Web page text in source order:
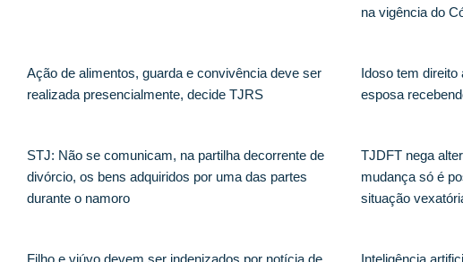
na vigência do
Ação de alimentos, guarda e convivência deve ser
realizada presencialmente, decide TJRS
Idoso tem
esposa
STJ: Não se comunicam, na partilha decorrente de
divórcio, os bens adquiridos por uma das partes
durante o namoro
TJDFT nega
mudança só é
situação
Filho e viúvo devem ser indenizados por notícia de
Inteligência